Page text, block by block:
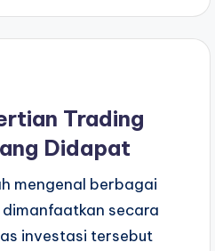
Trading
Didapat
mengenal berbagai
secara
investasi tersebut